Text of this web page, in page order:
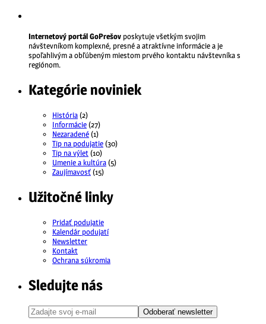
Internetový portál GoPrešov poskytuje všetkým svojim
návštevníkom komplexné, presné a atraktívne informácie a je
spoľahlivým a obľúbeným miestom prvého kontaktu návštevníka s
regiónom.
Kategórie noviniek
História(2)
Informácie(27)
Nezaradené(1)
Tip na podujatie(30)
Tip na výlet(10)
Umenie a kultúra(5)
Zaujímavosť(15)
Užitočné linky
Pridať podujatie
Kalendár podujatí
Newsletter
Kontakt
Ochrana súkromia
Sledujte nás
Odoberať newsletter